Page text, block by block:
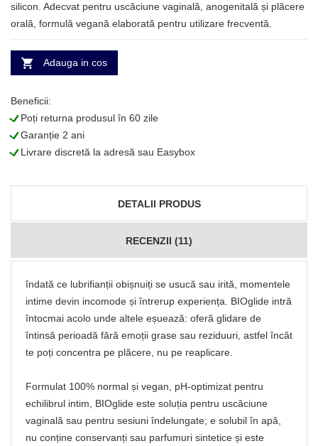
silicon. Adecvat pentru uscăciune vaginală, anogenitală și plăcere
orală, formulă vegană elaborată pentru utilizare frecventă.
Adauga in cos
Beneficii:
LPoți returna produsul în 60 zile
LGaranție 2 ani
LLivrare discretă la adresă sau Easybox
DETALII PRODUS
RECENZII (11)
îndată ce lubrifianții obișnuiți se usucă sau irită, momentele
intime devin incomode și întrerup experiența. BIOglide intră
întocmai acolo unde altele eșuează: oferă glidare de
întinsă perioadă fără emoții grase sau reziduuri, astfel încât
te poți concentra pe plăcere, nu pe reaplicare.
Formulat 100% normal și vegan, pH-optimizat pentru
echilibrul intim, BIOglide este soluția pentru uscăciune
vaginală sau pentru sesiuni îndelungate; e solubil în apă,
nu conține conservanți sau parfumuri sintetice și este